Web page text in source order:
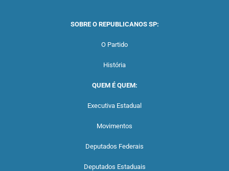
SOBRE O REPUBLICANOS SP:
O Partido
História
QUEM É QUEM:
Executiva Estadual
Movimentos
Deputados Federais
Deputados Estaduais